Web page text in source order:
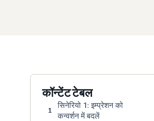
कॉन्टेंट टेबल
1
सिनेरियो 1: इम्प्रेशन को
कन्वर्शन में बदलें